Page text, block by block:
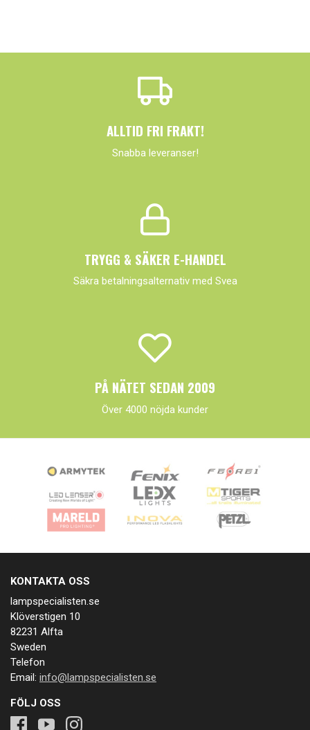
ALLTID FRI FRAKT!
Snabba leveranser!
TRYGG & SÄKER E-HANDEL
Säkra betalningsalternativ med Svea
PÅ NÄTET SEDAN 2009
Över 4000 nöjda kunder
KONTAKTA OSS
lampspecialisten.se
Klöverstigen 10
82231 Alfta
Sweden
Telefon
Email: info@lampspecialisten.se
FÖLJ OSS